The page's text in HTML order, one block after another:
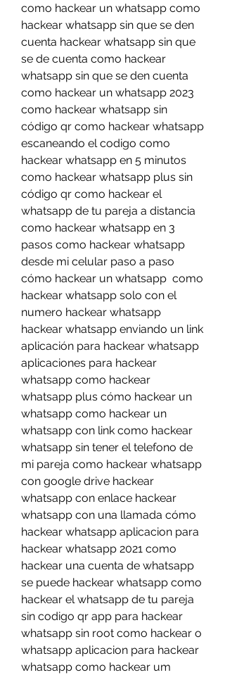
como hackear un whatsapp como
hackear whatsapp sin que se den
cuenta hackear whatsapp sin que
se de cuenta como hackear
whatsapp sin que se den cuenta
como hackear un whatsapp 2023
como hackear whatsapp sin
código qr como hackear whatsapp
escaneando el codigo como
hackear whatsapp en 5 minutos
como hackear whatsapp plus sin
código qr como hackear el
whatsapp de tu pareja a distancia
como hackear whatsapp en 3
pasos como hackear whatsapp
desde mi celular paso a paso
cómo hackear un whatsapp  como
hackear whatsapp solo con el
numero hackear whatsapp
hackear whatsapp enviando un link
aplicación para hackear whatsapp
aplicaciones para hackear
whatsapp como hackear
whatsapp plus cómo hackear un
whatsapp como hackear un
whatsapp con link como hackear
whatsapp sin tener el telefono de
mi pareja como hackear whatsapp
con google drive hackear
whatsapp con enlace hackear
whatsapp con una llamada cómo
hackear whatsapp aplicacion para
hackear whatsapp 2021 como
hackear una cuenta de whatsapp
se puede hackear whatsapp como
hackear el whatsapp de tu pareja
sin codigo qr app para hackear
whatsapp sin root como hackear o
whatsapp aplicacion para hackear
whatsapp como hackear um